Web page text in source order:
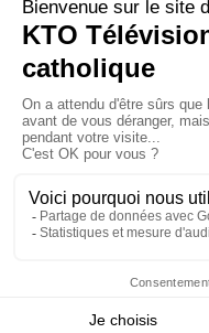
La
XIV
Le
© KTO 2026 —